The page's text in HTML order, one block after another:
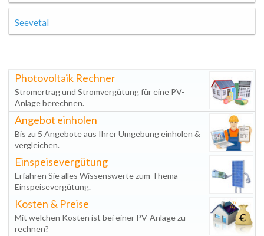
Seevetal
Photovoltaik Rechner
Stromertrag und Stromvergütung für eine PV-
Anlage berechnen.
Angebot einholen
Bis zu 5 Angebote aus Ihrer Umgebung einholen &
vergleichen.
Einspeisevergütung
Erfahren Sie alles Wissenswerte zum Thema
Einspeisevergütung.
Kosten & Preise
Mit welchen Kosten ist bei einer PV-Anlage zu
rechnen?